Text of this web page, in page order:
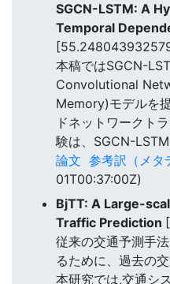
SGCN-LSTM: A
Temporal
本稿ではSGCN-
Convolutional
Memory)モデルを
ドネットワークト
験は、SGCN-
論文 参考訳（メタ
01T00:37:00Z)
BjTT: A Large-
Traffic Prediction
従来の交通予測手
るために、過去の
本研究では,交通シ